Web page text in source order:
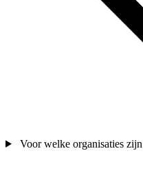
Voor welke organisaties